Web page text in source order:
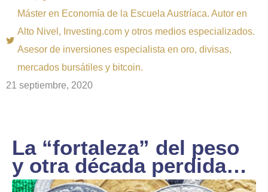
Máster en Economía de la Escuela Austríaca. Autor en
Alto Nivel, Investing.com y otros medios especializados.
Asesor de inversiones especialista en oro, divisas,
mercados bursátiles y bitcoin.
21 septiembre, 2020
La “fortaleza” del peso
y otra década perdida…